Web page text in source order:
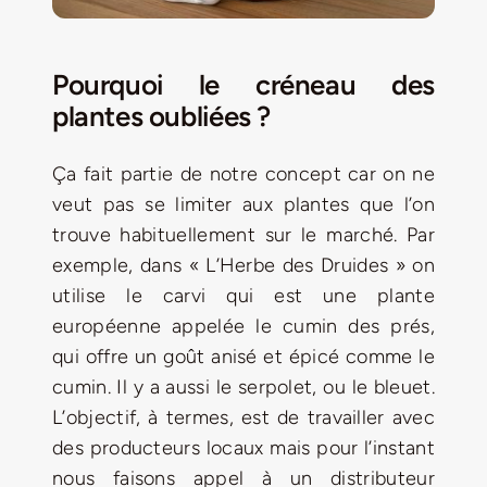
Pourquoi le créneau des
plantes oubliées ?
Ça fait partie de notre concept car on ne
veut pas se limiter aux plantes que l’on
trouve habituellement sur le marché. Par
exemple, dans « L’Herbe des Druides » on
utilise le carvi qui est une plante
européenne appelée le cumin des prés,
qui offre un goût anisé et épicé comme le
cumin. Il y a aussi le serpolet, ou le bleuet.
L’objectif, à termes, est de travailler avec
des producteurs locaux mais pour l’instant
nous faisons appel à un distributeur